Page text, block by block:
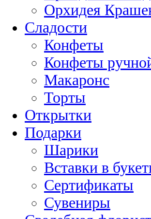
Орхидея
Сладости
Конфеты
Конфеты
Макаронс
Торты
Открытки
Подарки
Шарики
Вставки в
Сертификаты
Сувениры